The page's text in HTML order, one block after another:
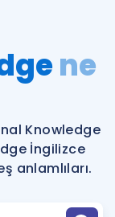
eğitim seni
ne
Knowledge
İngilizce
anlamlıları.